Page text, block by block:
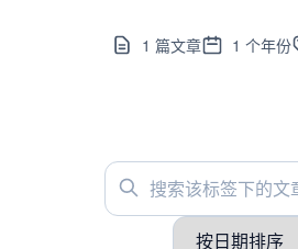
1 篇文章 1 个年份